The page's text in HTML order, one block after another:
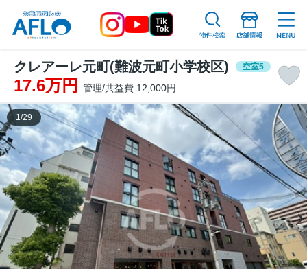
クレアーレ元町(難波元町小学校区) 空室5
17.6万円 管理/共益費 12,000円
1 /29